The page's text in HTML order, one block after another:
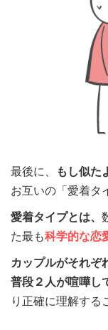
最後に、 もし似た
お互いの「愛着タ
愛着タイプとは、
た最も科学的な恋
カップルがそれぞ
普段２人が喧嘩し
り正確に理解する